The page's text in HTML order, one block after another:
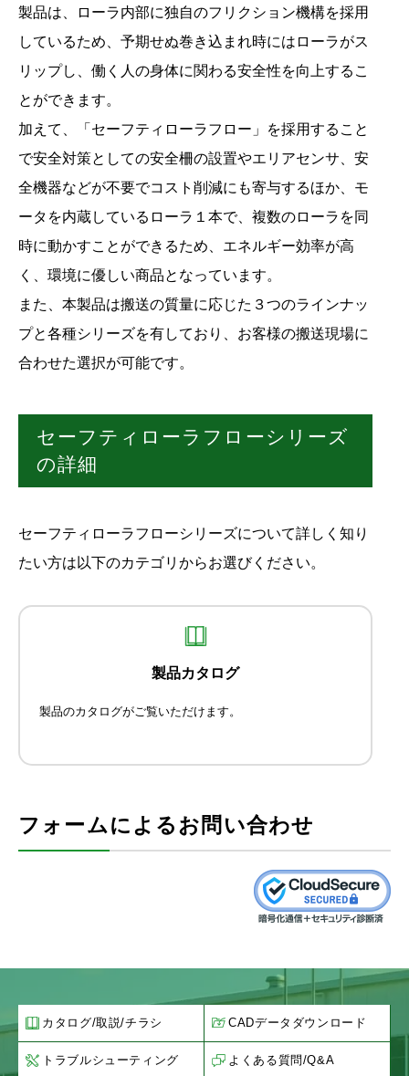
製品は、ローラ内部に独自のフリクション機構を採用
しているため、予期せぬ巻き込まれ時にはローラがス
リップし、働く人の身体に関わる安全性を向上するこ
とができます。
加えて、「セーフティローラフロー」を採用すること
で安全対策としての安全柵の設置やエリアセンサ、安
全機器などが不要でコスト削減にも寄与するほか、モ
ータを内蔵しているローラ１本で、複数のローラを同
時に動かすことができるため、エネルギー効率が高
く、環境に優しい商品となっています。
また、本製品は搬送の質量に応じた３つのラインナッ
プと各種シリーズを有しており、お客様の搬送現場に
合わせた選択が可能です。
セーフティローラフローシリーズ
の詳細
セーフティローラフローシリーズについて詳しく知り
たい方は以下のカテゴリからお選びください。
製品カタログ
製品のカタログがご覧いただけます。
フォームによるお問い合わせ
カタログ/取説/チラシ CADデータダウンロード
トラブルシューティング よくある質問/Q&A